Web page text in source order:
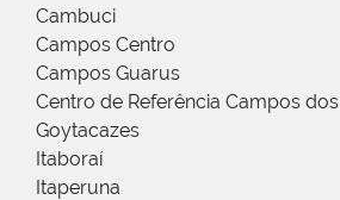
Cambuci
Campos Centro
Campos Guarus
Centro de Referência Campos dos
Goytacazes
Itaboraí
Itaperuna